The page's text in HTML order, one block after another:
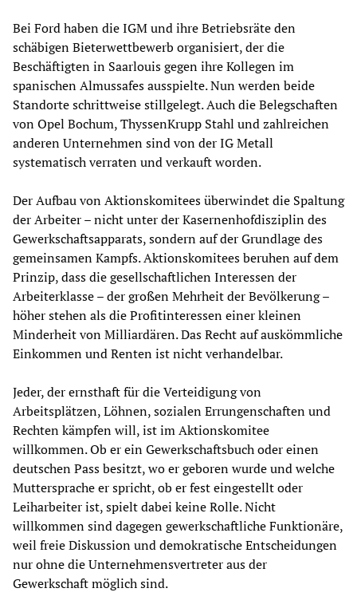
Bei Ford haben die IGM und ihre Betriebsräte den
schäbigen Bieterwettbewerb organisiert, der die
Beschäftigten in Saarlouis gegen ihre Kollegen im
spanischen Almussafes ausspielte. Nun werden beide
Standorte schrittweise stillgelegt. Auch die Belegschaften
von Opel Bochum, ThyssenKrupp Stahl und zahlreichen
anderen Unternehmen sind von der IG Metall
systematisch verraten und verkauft worden.
Der Aufbau von Aktionskomitees überwindet die Spaltung
der Arbeiter – nicht unter der Kasernenhofdisziplin des
Gewerkschaftsapparats, sondern auf der Grundlage des
gemeinsamen Kampfs. Aktionskomitees beruhen auf dem
Prinzip, dass die gesellschaftlichen Interessen der
Arbeiterklasse – der großen Mehrheit der Bevölkerung –
höher stehen als die Profitinteressen einer kleinen
Minderheit von Milliardären. Das Recht auf auskömmliche
Einkommen und Renten ist nicht verhandelbar.
Jeder, der ernsthaft für die Verteidigung von
Arbeitsplätzen, Löhnen, sozialen Errungenschaften und
Rechten kämpfen will, ist im Aktionskomitee
willkommen. Ob er ein Gewerkschaftsbuch oder einen
deutschen Pass besitzt, wo er geboren wurde und welche
Muttersprache er spricht, ob er fest eingestellt oder
Leiharbeiter ist, spielt dabei keine Rolle. Nicht
willkommen sind dagegen gewerkschaftliche Funktionäre,
weil freie Diskussion und demokratische Entscheidungen
nur ohne die Unternehmensvertreter aus der
Gewerkschaft möglich sind.